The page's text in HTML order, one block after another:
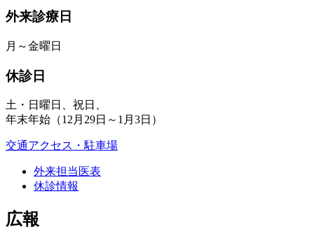
外来診療日
月～金曜日
休診日
土・日曜日、祝日、
年末年始（12月29日～1月3日）
交通アクセス・駐車場
外来担当医表
休診情報
広報